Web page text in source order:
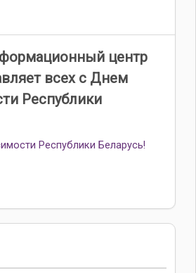
центр
всех с Днем
Республики